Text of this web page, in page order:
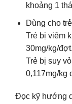
khoảng 1
Dùng cho
Trẻ bị viêm
30mg/kg/đợt.
Trẻ bị suy
0,117mg/kg
Đọc kỹ hướng